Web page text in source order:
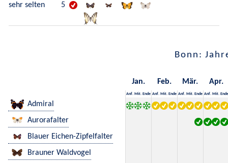
sehr selten 5
Bonn:
Jan. Feb. Mär. Apr.
Anf. Mit. Ende Anf. Mit. Ende Anf. Mit. Ende Anf. Mit. Ende
Admiral
Aurorafalter
Blauer Eichen-Zipfelfalter
Brauner Waldvogel